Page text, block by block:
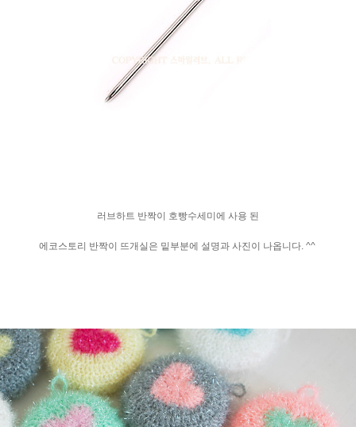
러브하트 반짝이 호빵수세미에 사용 된
에코스토리 반짝이 뜨개실은 밑부분에 설명과 사진이 나옵니다. ^^